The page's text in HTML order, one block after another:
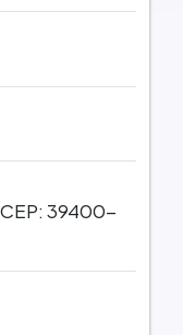
CEP: 39400-